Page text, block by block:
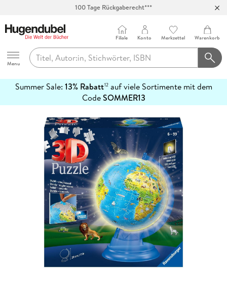
100 Tage Rückgaberecht***
Hugendubel
Menu
Filiale Konto Merkzettel Warenkorb
Summer Sale: 13% Rabatt12auf viele Sortimente mit dem
CodeSOMMER13
erfahren